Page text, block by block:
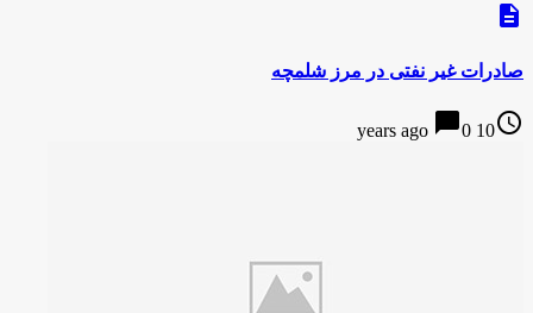
description
صادرات غیر نفتی در مرز شلمچه
access_time
10 years ago
chat_bubble0